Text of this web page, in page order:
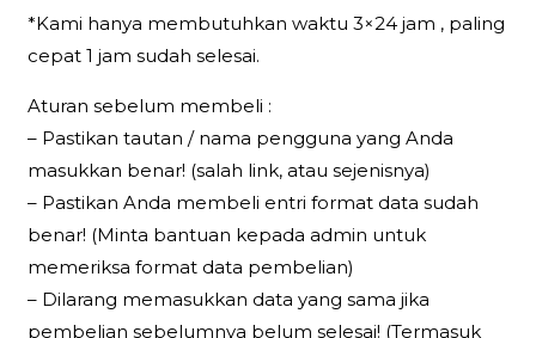
*Kami hanya membutuhkan waktu 3×24 jam , paling
cepat 1 jam sudah selesai.
Aturan sebelum membeli :
– Pastikan tautan / nama pengguna yang Anda
masukkan benar! (salah link, atau sejenisnya)
– Pastikan Anda membeli entri format data sudah
benar! (Minta bantuan kepada admin untuk
memeriksa format data pembelian)
– Dilarang memasukkan data yang sama jika
pembelian sebelumnya belum selesai! (Termasuk